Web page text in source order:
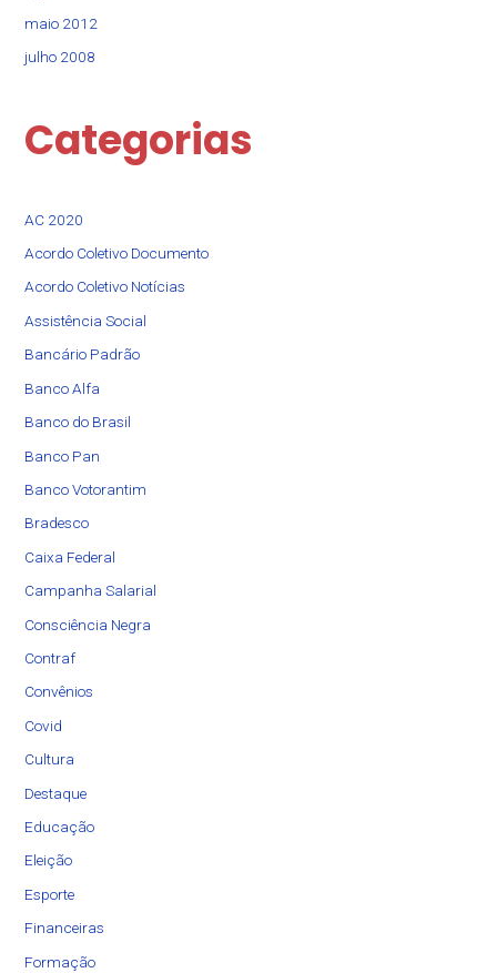
maio 2012
julho 2008
Categorias
AC 2020
Acordo Coletivo Documento
Acordo Coletivo Notícias
Assistência Social​
Bancário Padrão
Banco Alfa
Banco do Brasil
Banco Pan
Banco Votorantim
Bradesco
Caixa Federal
Campanha Salarial
Consciência Negra
Contraf
Convênios
Covid
Cultura
Destaque
Educação
Eleição
Esporte
Financeiras
Formação